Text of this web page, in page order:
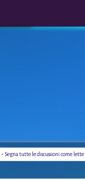
- Segna tutte le discussioni come lette